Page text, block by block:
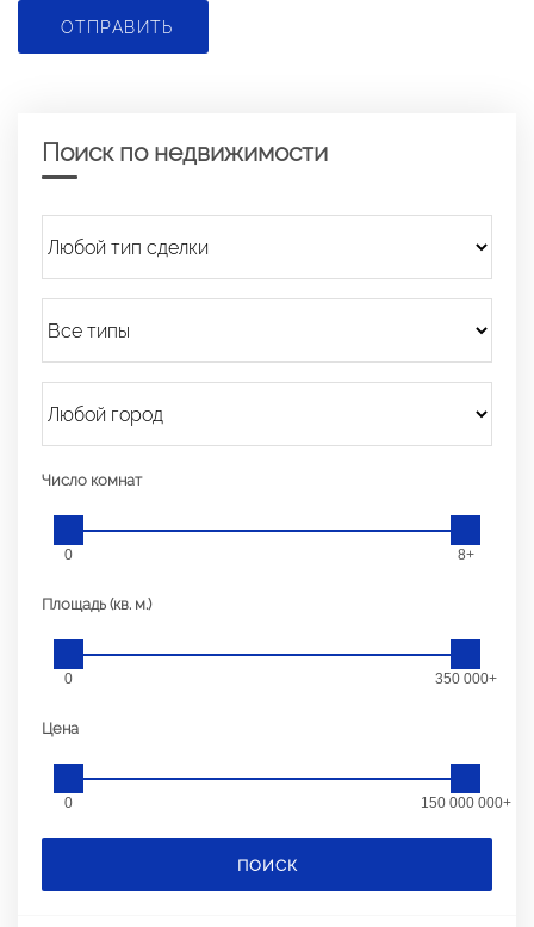
ОТПРАВИТЬ
Поиск по недвижимости
Число комнат
0 8+
Площадь (кв. м.)
0 350 000+
Цена
0 150 000 000+
ПОИСК